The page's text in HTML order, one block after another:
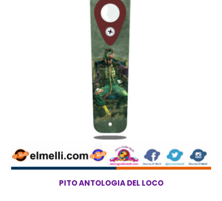
PITO ANTOLOGIA DEL LOCO